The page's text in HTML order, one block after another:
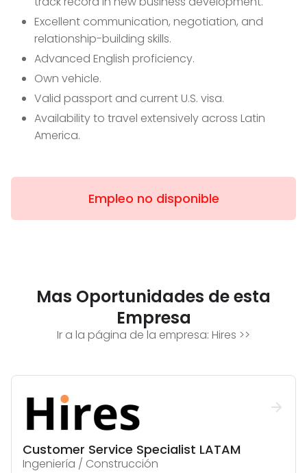
Excellent communication, negotiation, and
relationship-building skills.
Advanced English proficiency.
Own vehicle.
Valid passport and current U.S. visa.
Availability to travel extensively across Latin
America.
Empleo no disponible
Mas Oportunidades de esta
Empresa
Ir a la página de la empresa: Hires >>
Customer Service Specialist LATAM
Ingeniería / Construcción